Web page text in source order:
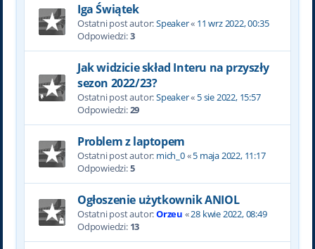
Iga Świątek
Ostatni post autor:Speaker« 11 wrz 2022, 00:35
Odpowiedzi:3
Jak widzicie skład Interu na przyszły
sezon 2022/23?
Ostatni post autor:Speaker« 5 sie 2022, 15:57
Odpowiedzi:29
Problem z laptopem
Ostatni post autor: mich_0«5 maja 2022, 11:17
Odpowiedzi:5
Ogłoszenie użytkownik ANIOL
Ostatni post autor:Orzeu «28 kwie 2022, 08:49
Odpowiedzi: 13